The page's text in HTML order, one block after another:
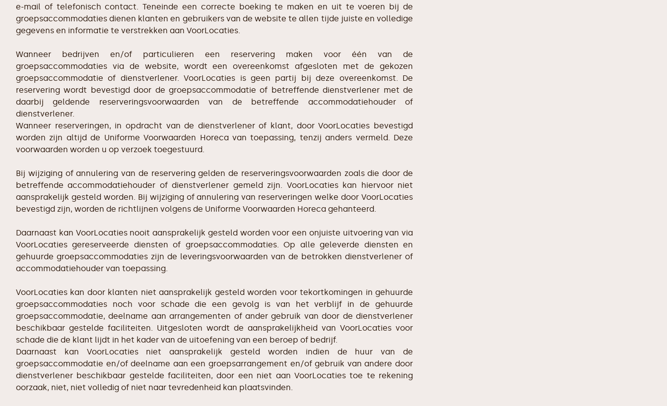
e-mail of telefonisch contact. Teneinde een correcte boeking te maken en uit te voeren bij de
groepsaccommodaties dienen klanten en gebruikers van de website te allen tijde juiste en volledige
gegevens en informatie te verstrekken aan VoorLocaties.
Wanneer bedrijven en/of particulieren een reservering maken voor één van de
groepsaccommodaties via de website, wordt een overeenkomst afgesloten met de gekozen
groepsaccommodatie of dienstverlener. VoorLocaties is geen partij bij deze overeenkomst. De
reservering wordt bevestigd door de groepsaccommodatie of betreffende dienstverlener met de
daarbij geldende reserveringsvoorwaarden van de betreffende accommodatiehouder of
dienstverlener.
Wanneer reserveringen, in opdracht van de dienstverlener of klant, door VoorLocaties bevestigd
worden zijn altijd de Uniforme Voorwaarden Horeca van toepassing, tenzij anders vermeld. Deze
voorwaarden worden u op verzoek toegestuurd.
Bij wijziging of annulering van de reservering gelden de reserveringsvoorwaarden zoals die door de
betreffende accommodatiehouder of dienstverlener gemeld zijn. VoorLocaties kan hiervoor niet
aansprakelijk gesteld worden. Bij wijziging of annulering van reserveringen welke door VoorLocaties
bevestigd zijn, worden de richtlijnen volgens de Uniforme Voorwaarden Horeca gehanteerd.
Daarnaast kan VoorLocaties nooit aansprakelijk gesteld worden voor een onjuiste uitvoering van via
VoorLocaties gereserveerde diensten of groepsaccommodaties. Op alle geleverde diensten en
gehuurde groepsaccommodaties zijn de leveringsvoorwaarden van de betrokken dienstverlener of
accommodatiehouder van toepassing.
VoorLocaties kan door klanten niet aansprakelijk gesteld worden voor tekortkomingen in gehuurde
groepsaccommodaties noch voor schade die een gevolg is van het verblijf in de gehuurde
groepsaccommodatie, deelname aan arrangementen of ander gebruik van door de dienstverlener
beschikbaar gestelde faciliteiten. Uitgesloten wordt de aansprakelijkheid van VoorLocaties voor
schade die de klant lijdt in het kader van de uitoefening van een beroep of bedrijf.
Daarnaast kan VoorLocaties niet aansprakelijk gesteld worden indien de huur van de
groepsaccommodatie en/of deelname aan een groepsarrangement en/of gebruik van andere door
dienstverlener beschikbaar gestelde faciliteiten, door een niet aan VoorLocaties toe te rekening
oorzaak, niet, niet volledig of niet naar tevredenheid kan plaatsvinden.